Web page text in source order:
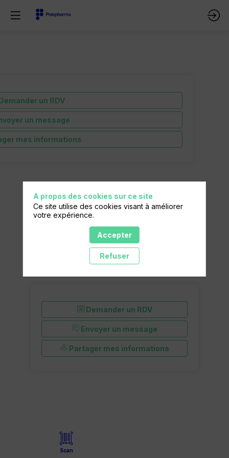
un RDV
un message
mes informations
Demander un RDV
Envoyer un message
Partager mes informations
Scan
A propos des cookies sur ce site
Ce site utilise des cookies visant à améliorer
votre expérience.
Accepter
Refuser